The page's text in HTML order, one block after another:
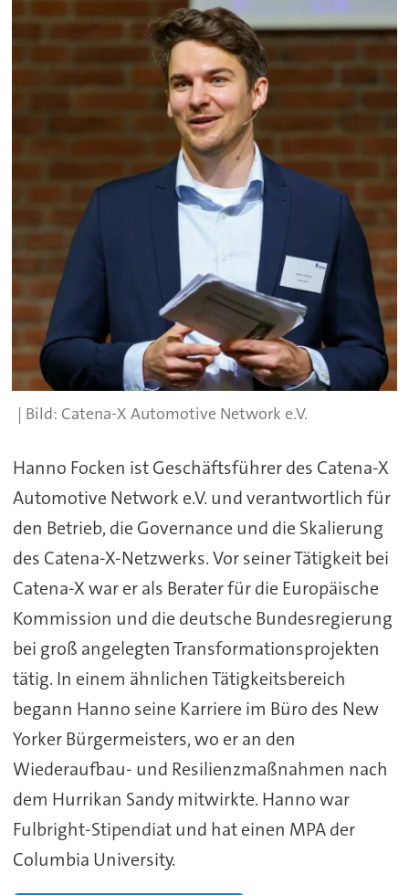
Catena-X Automotive Network e.V.
Hanno Focken ist Geschäftsführer des Catena-X
Automotive Network e.V. und verantwortlich für
den Betrieb, die Governance und die Skalierung
des Catena-X-Netzwerks. Vor seiner Tätigkeit bei
Catena-X war er als Berater für die Europäische
Kommission und die deutsche Bundesregierung
bei groß angelegten Transformationsprojekten
tätig. In einem ähnlichen Tätigkeitsbereich
begann Hanno seine Karriere im Büro des New
Yorker Bürgermeisters, wo er an den
Wiederaufbau- und Resilienzmaßnahmen nach
dem Hurrikan Sandy mitwirkte. Hanno war
Fulbright-Stipendiat und hat einen MPA der
Columbia University.